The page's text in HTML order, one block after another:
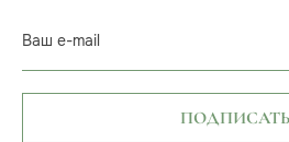
Ваш e-mail